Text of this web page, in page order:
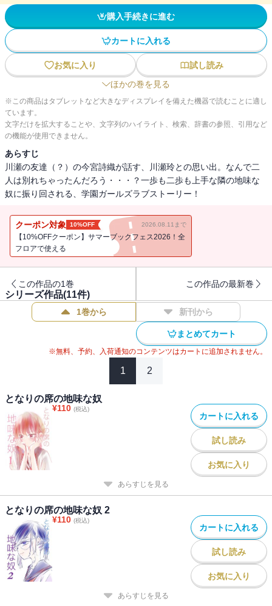
購入手続きに進む
カートに入れる
お気に入り
試し読み
ほかの巻を見る
※この商品はタブレットなど大きなディスプレイを備えた機器で読むことに適し
ています。
文字だけを拡大することや、文字列のハイライト、検索、辞書の参照、引用など
の機能が使用できません。
あらすじ
川瀬の友達（？）の今宮詩織が話す、川瀬玲との思い出。なんで二
人は別れちゃったんだろう・・・？一歩も二歩も上手な隣の地味な
奴に振り回される、学園ガールズラブストーリー！
クーポン対象 10%OFF 2026.08.11まで
【10%OFFクーポン】サマーブックフェス2026！全
フロアで使える
この作品の1巻 この作品の最新巻
シリーズ作品(11件)
1巻から 新刊から
まとめてカート
※無料、予約、入荷通知のコンテンツはカートに追加されません。
1 2
となりの席の地味な奴
¥110 (税込)
カートに入れる
試し読み
お気に入り
あらすじを見る
となりの席の地味な奴 2
¥110 (税込)
カートに入れる
試し読み
お気に入り
あらすじを見る